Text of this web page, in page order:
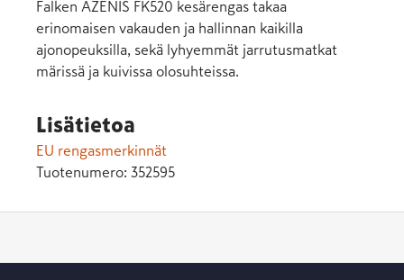
Falken AZENIS FK520 kesärengas takaa
erinomaisen vakauden ja hallinnan kaikilla
ajonopeuksilla, sekä lyhyemmät jarrutusmatkat
märissä ja kuivissa olosuhteissa.
Lisätietoa
EU rengasmerkinnät
Tuotenumero: 352595